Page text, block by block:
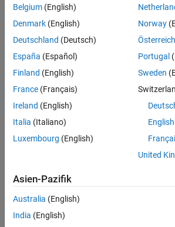
Systems Engineering
Code Generation
Verification, Validation, and Test
Cloud Capabilities
Teaching and Learning
Mathematics and Optimization
Signal Processing
Test and Measurement
RF and Mixed Signal
Wireless Communications
Belgium (English)
Denmark (English)
Deutschland (Deutsch)
España (Español)
Finland (English)
France (Français)
Ireland (English)
Italia (Italiano)
Luxembourg (English)
Norway
Österreich
Portugal
Sweden
English
United
Asien-Pazifik
Australia (English)
India (English)
Trust Center Handelsmarken
Datendiebstahl verhindern
Status von
© 1994-2026 The MathWorks, Inc.